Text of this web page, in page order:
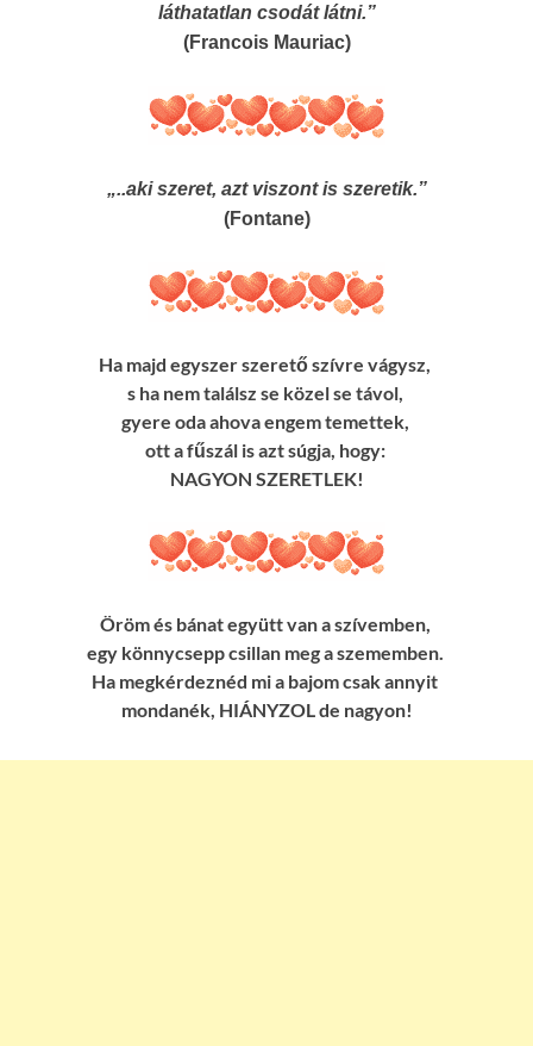
láthatatlan csodát látni.”
(Francois Mauriac)
„..aki szeret, azt viszont is szeretik.”
(Fontane)
Ha majd egyszer szerető szívre vágysz,
s ha nem találsz se közel se távol,
gyere oda ahova engem temettek,
ott a fűszál is azt súgja, hogy:
NAGYON SZERETLEK!
Öröm és bánat együtt van a szívemben,
egy könnycsepp csillan meg a szememben.
Ha megkérdeznéd mi a bajom csak annyit
mondanék, HIÁNYZOL de nagyon!